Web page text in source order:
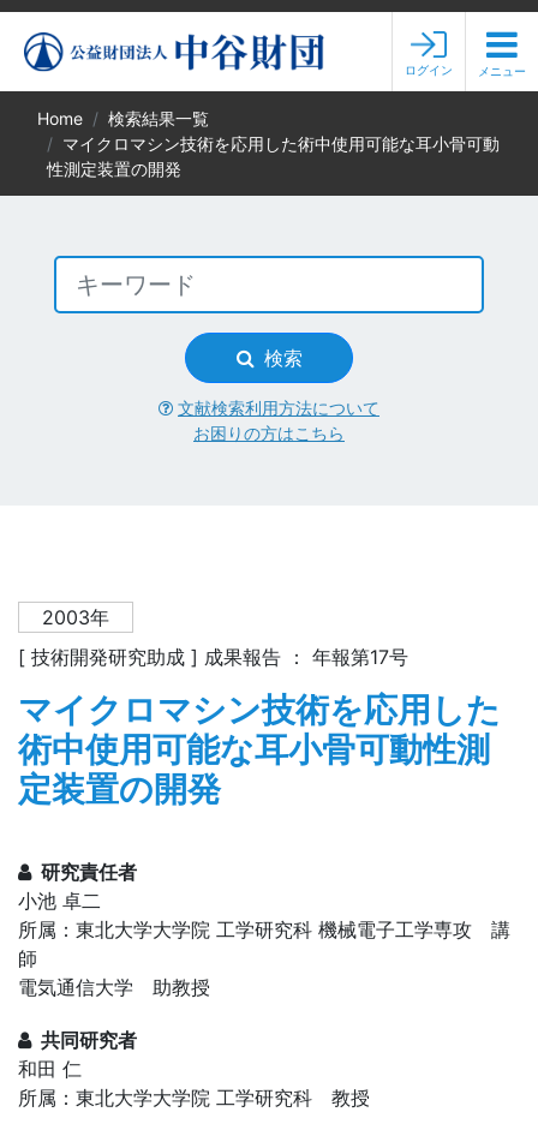
ログイン メニュー
Home
検索結果一覧
マイクロマシン技術を応用した術中使用可能な耳小骨可動
性測定装置の開発
検索
文献検索利用方法について
お困りの方はこちら
2003年
[ 技術開発研究助成 ] 成果報告 ： 年報第17号
マイクロマシン技術を応用した
術中使用可能な耳小骨可動性測
定装置の開発
研究責任者
小池 卓二
所属：東北大学大学院 工学研究科 機械電子工学専攻 講
師
電気通信大学 助教授
共同研究者
和田 仁
所属：東北大学大学院 工学研究科 教授